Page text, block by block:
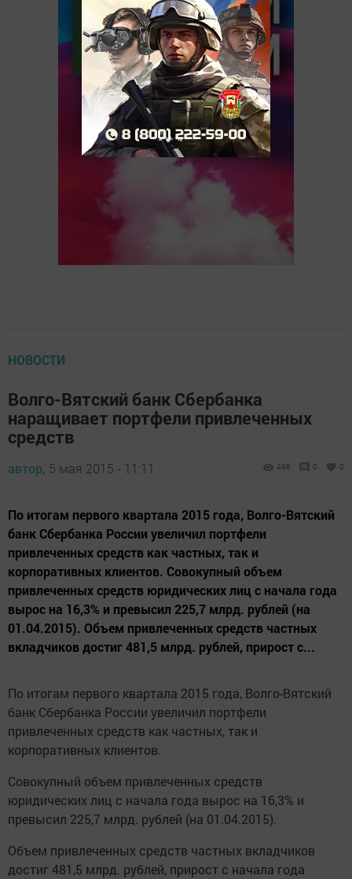
НОВОСТИ
Волго-Вятский банк Сбербанка
наращивает портфели привлеченных
средств
автор, 5 мая 2015 - 11:11 496 0 0
По итогам первого квартала 2015 года, Волго-Вятский
банк Сбербанка России увеличил портфели
привлеченных средств как частных, так и
корпоративных клиентов. Совокупный объем
привлеченных средств юридических лиц с начала года
вырос на 16,3% и превысил 225,7 млрд. рублей (на
01.04.2015). Объем привлеченных средств частных
вкладчиков достиг 481,5 млрд. рублей, прирост с...
По итогам первого квартала 2015 года, Волго-Вятский
банк Сбербанка России увеличил портфели
привлеченных средств как частных, так и
корпоративных клиентов.
Совокупный объем привлеченных средств
юридических лиц с начала года вырос на 16,3% и
превысил 225,7 млрд. рублей (на 01.04.2015).
Объем привлеченных средств частных вкладчиков
достиг 481,5 млрд. рублей, прирост с начала года